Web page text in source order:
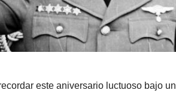
este aniversario luctuoso bajo un